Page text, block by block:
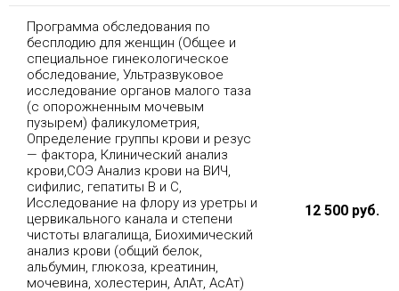
Программа обследования по
бесплодию для женщин (Общее и
специальное гинекологическое
обследование, Ультразвуковое
исследование органов малого таза
(с опорожненным мочевым
пузырем) фаликулометрия,
Определение группы крови и резус
— фактора, Клинический анализ
крови,СОЭ Анализ крови на ВИЧ,
сифилис, гепатиты В и С,
Исследование на флору из уретры и
цервикального канала и степени
чистоты влагалища, Биохимический
анализ крови (общий белок,
альбумин, глюкоза, креатинин,
мочевина, холестерин, АлАт, АсАт)
12 500 руб.